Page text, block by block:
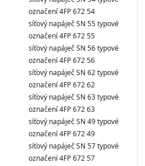
označení 4FP 672 54
síťový napáječ SN 55 typové
označení 4FP 672 55
síťový napáječ SN 56 typové
označení 4FP 672 56
síťový napáječ SN 62 typové
označení 4FP 672 62
síťový napáječ SN 63 typové
označení 4FP 672 63
síťový napáječ SN 49 typové
označení 4FP 672 49
síťový napáječ SN 57 typové
označení 4FP 672 57